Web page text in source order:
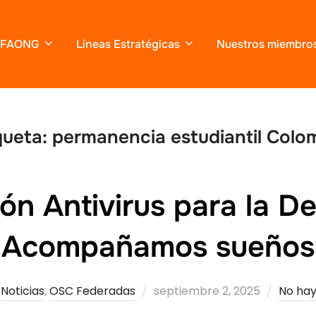
FAONG Líneas Estratégicas Nuestros
permanencia estudiantil
Antivirus para la
Acompañamos sueños
Noticias,OSC Federadas
Publicado
septiembre 2, 2025 No